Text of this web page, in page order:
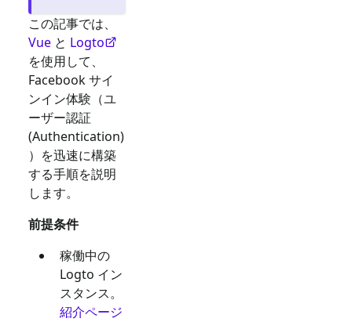
この記事では、
Vue と Logto
を使用して、
Facebookサイ
ンイン体験（ユ
ーザー認証
(Authentication)
）を迅速に構築
する手順を説明
します。
前提条件
稼働中の
Logto イン
スタンス。
紹介ページ